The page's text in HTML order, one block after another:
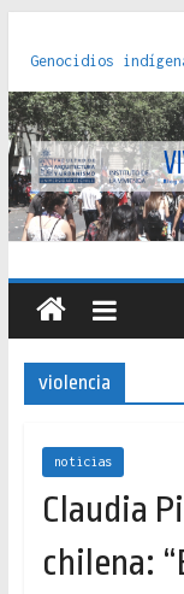
Genocidios
Estudios sobre la
políticas,
Donde el
crítica de las
Criterios técnicos
Red de
Santiago : un
violencia
noticias
Claudia
chilena: